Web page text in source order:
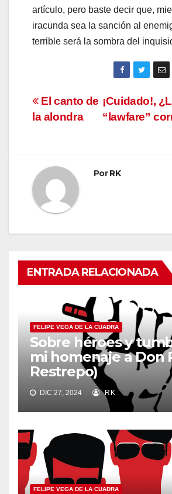
artículo, pero baste decir que,
iracunda sea la sanción al
terrible será la sombra del
Navegación
de
¡Cuidado!,
“lawfare”
El canto de
la alondra
PorRK
ENTRADA RELACIONADA
FELIPE VEGA DE LA CUADRA
Sobre héroes y
mi homenaje a Don
Restrepo)
DIC 27, 2024 RK
FELIPE VEGA DE LA CUADRA